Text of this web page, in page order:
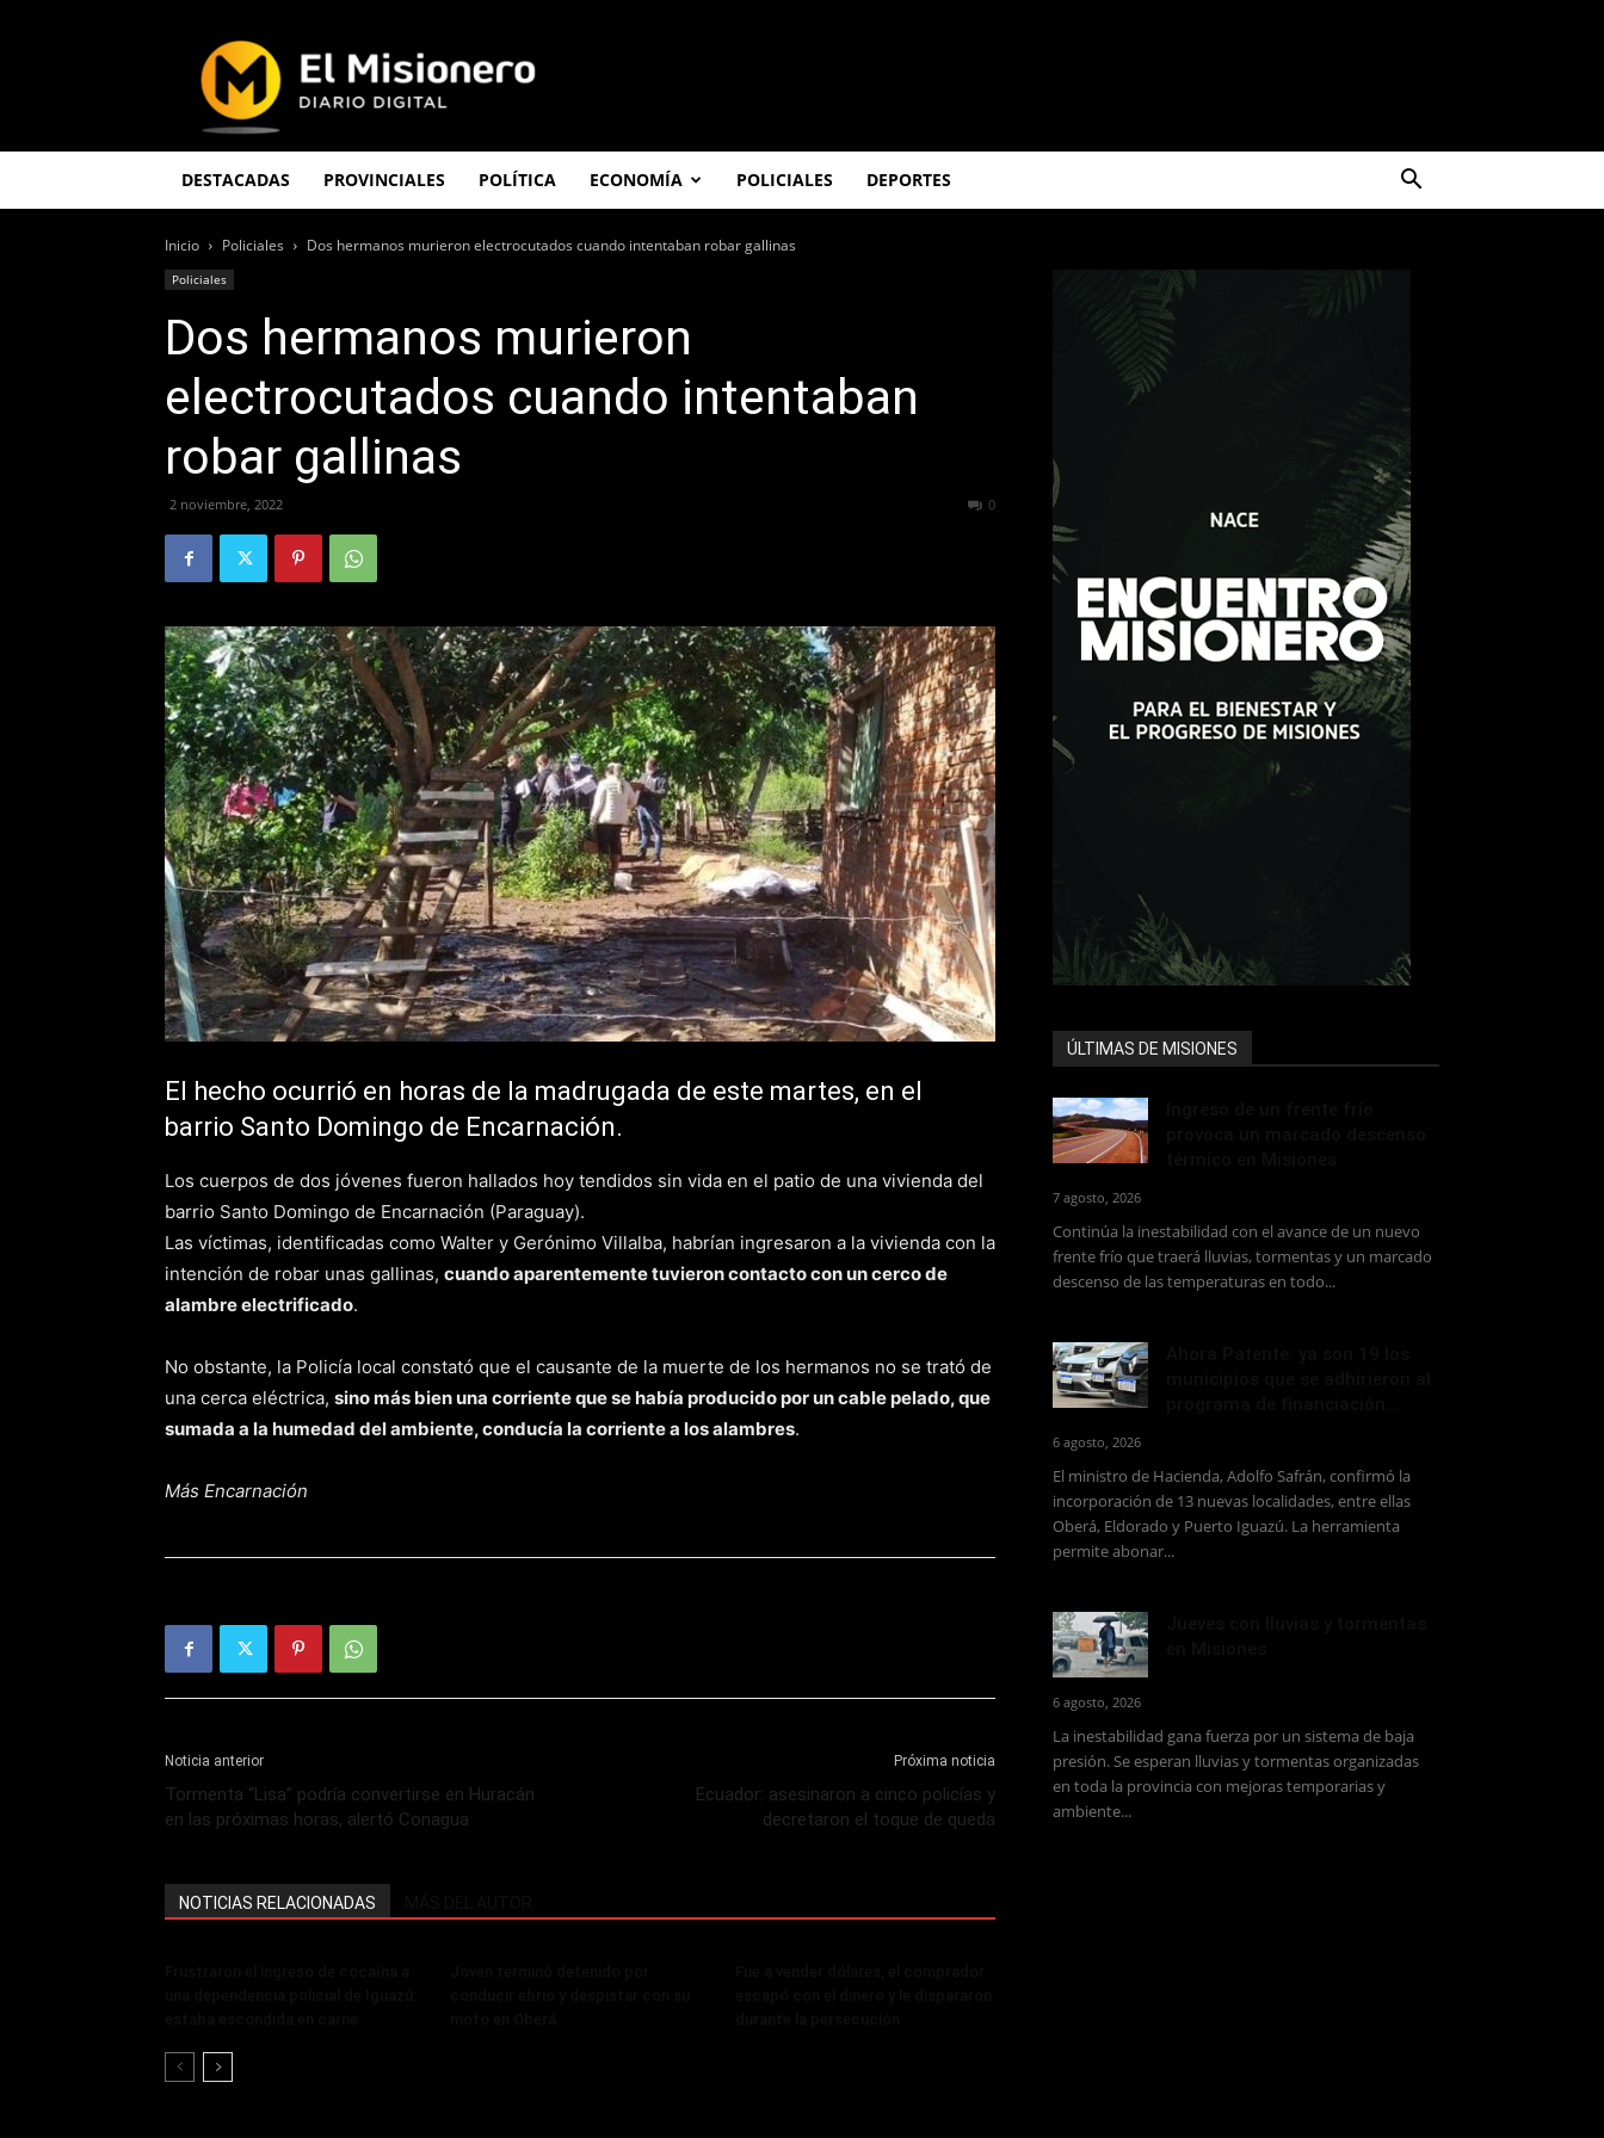
Misionero
DESTACADAS PROVINCIALES POLÍTICA ECONOMÍA POLICIALES DEPORTES
Inicio Policiales Dos hermanos murieron electrocutados cuando intentaban robar gallinas
Policiales
Dos hermanos murieron
electrocutados cuando intentaban
robar gallinas
2 noviembre, 2022 0
El hecho ocurrió en horas de la madrugada de este martes, en el
barrio Santo Domingo de Encarnación.
Los cuerpos de dos jóvenes fueron hallados hoy tendidos sin vida en el patio de una vivienda del
barrio Santo Domingo de Encarnación (Paraguay).
Las víctimas, identificadas como Walter y Gerónimo Villalba, habrían ingresaron a la vivienda con la
intención de robar unas gallinas, cuando aparentemente tuvieron contacto con un cerco de
alambre electrificado.
No obstante, la Policía local constató que el causante de la muerte de los hermanos no se trató de
una cerca eléctrica, sino más bien una corriente que se había producido por un cable pelado, que
sumada a la humedad del ambiente, conducía la corriente a los alambres.
Más Encarnación
Noticia anterior
Tormenta “Lisa” podría convertirse en Huracán
en las próximas horas, alertó Conagua
Próxima noticia
Ecuador: asesinaron a cinco policías y
decretaron el toque de queda
NOTICIAS RELACIONADAS
ÚLTIMAS DE MISIONES
7 agosto, 2026
Continúa la inestabilidad con el avance de un nuevo
frente frío que traerá lluvias, tormentas y un marcado
descenso de las temperaturas en todo...
6 agosto, 2026
El ministro de Hacienda, Adolfo Safrán, confirmó la
incorporación de 13 nuevas localidades, entre ellas
Oberá, Eldorado y Puerto Iguazú. La herramienta
permite abonar...
6 agosto, 2026
La inestabilidad gana fuerza por un sistema de baja
presión. Se esperan lluvias y tormentas organizadas
en toda la provincia con mejoras temporarias y
ambiente...